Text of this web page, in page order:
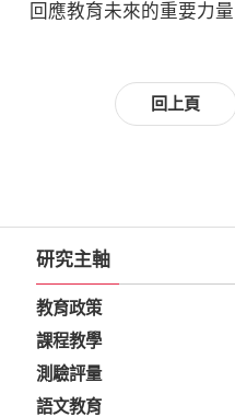
回應教育未來的重要力量
回上頁
研究主軸
教育政策
課程教學
測驗評量
語文教育